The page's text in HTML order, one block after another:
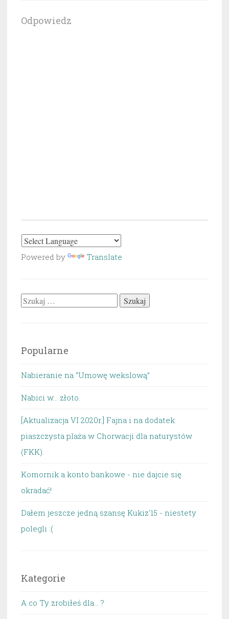
Odpowiedz
Powered by Translate
Szukaj:
Popularne
Nabieranie na “Umowę wekslową”
Nabici w... złoto.
[Aktualizacja VI 2020r.] Fajna i na dodatek
piaszczysta plaża w Chorwacji dla naturystów
(FKK).
Komornik a konto bankowe - nie dajcie się
okradać!
Dałem jeszcze jedną szansę Kukiz'15 - niestety
polegli :(
Kategorie
A co Ty zrobiłeś dla… ?